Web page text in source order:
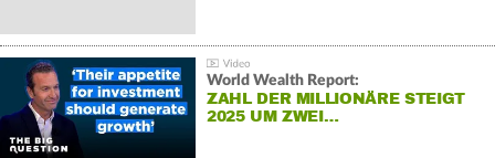
World Wealth Report:
ZAHL DER MILLIONÄRE STEIGT
2025 UM ZWEI…